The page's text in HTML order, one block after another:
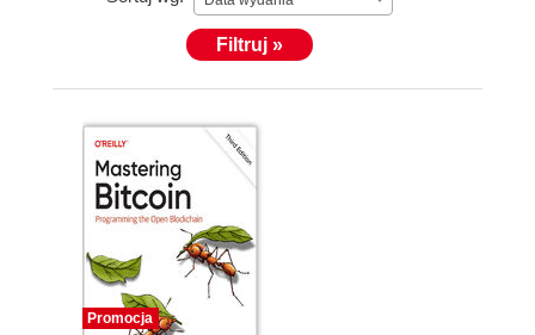
Filtruj »
Promocja